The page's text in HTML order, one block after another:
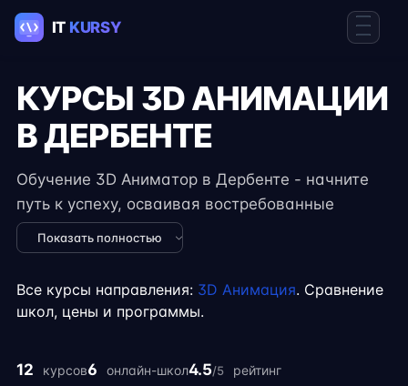
КУРСЫ 3D АНИМАЦИИ
В ДЕРБЕНТЕ
Обучение 3D Аниматор в Дербенте - начните
путь к успеху, осваивая востребованные
навыки в IT. Курсы подходят для новичков и
специалистов с опытом, включают
консультации экспертов. Гибкий формат
фрилансе.
Показать полностью
Все курсы направления: 3D Анимация. Сравнение
школ, цены и программы.
12 курсов6 онлайн-школ4.5/5 рейтинг